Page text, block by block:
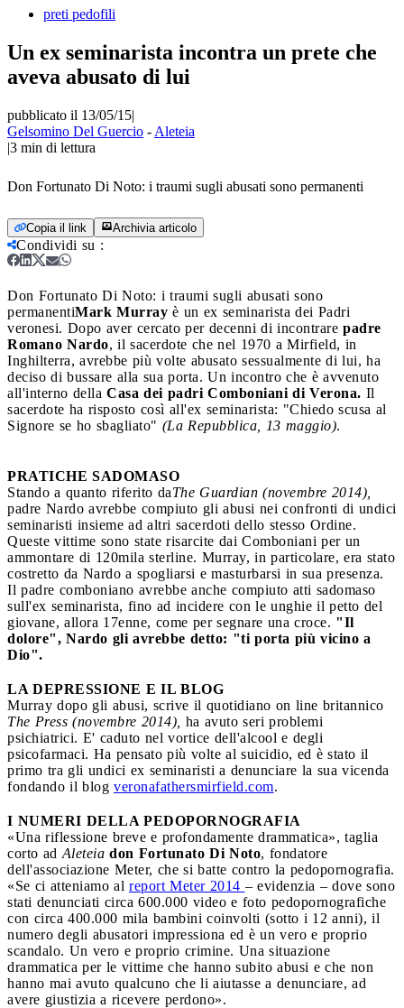
preti pedofili
Un ex seminarista incontra un prete che
aveva abusato di lui
pubblicato il 13/05/15|
Gelsomino Del Guercio - Aleteia
|3 min di lettura
Don Fortunato Di Noto: i traumi sugli abusati sono permanenti
Copia il link Archivia articolo
Condividi su :
Don Fortunato Di Noto: i traumi sugli abusati sono
permanentiMark Murray è un ex seminarista dei Padri
veronesi. Dopo aver cercato per decenni di incontrare padre
Romano Nardo, il sacerdote che nel 1970 a Mirfield, in
Inghilterra, avrebbe più volte abusato sessualmente di lui, ha
deciso di bussare alla sua porta. Un incontro che è avvenuto
all'interno della Casa dei padri Comboniani di Verona. Il
sacerdote ha risposto così all'ex seminarista: "Chiedo scusa al
Signore se ho sbagliato" (La Repubblica, 13 maggio).
PRATICHE SADOMASO
Stando a quanto riferito daThe Guardian (novembre 2014),
padre Nardo avrebbe compiuto gli abusi nei confronti di undici
seminaristi insieme ad altri sacerdoti dello stesso Ordine.
Queste vittime sono state risarcite dai Comboniani per un
ammontare di 120mila sterline. Murray, in particolare, era stato
costretto da Nardo a spogliarsi e masturbarsi in sua presenza.
Il padre comboniano avrebbe anche compiuto atti sadomaso
sull'ex seminarista, fino ad incidere con le unghie il petto del
giovane, allora 17enne, come per segnare una croce. "Il
dolore", Nardo gli avrebbe detto: "ti porta più vicino a
Dio".
LA DEPRESSIONE E IL BLOG
Murray dopo gli abusi, scrive il quotidiano on line britannico
The Press (novembre 2014), ha avuto seri problemi
psichiatrici. E' caduto nel vortice dell'alcool e degli
psicofarmaci. Ha pensato più volte al suicidio, ed è stato il
primo tra gli undici ex seminaristi a denunciare la sua vicenda
fondando il blog veronafathersmirfield.com.
I NUMERI DELLA PEDOPORNOGRAFIA
«Una riflessione breve e profondamente drammatica», taglia
corto ad Aleteia don Fortunato Di Noto, fondatore
dell'associazione Meter, che si batte contro la pedopornografia.
«Se ci atteniamo al report Meter 2014 – evidenzia – dove sono
stati denunciati circa 600.000 video e foto pedopornografiche
con circa 400.000 mila bambini coinvolti (sotto i 12 anni), il
numero degli abusatori impressiona ed è un vero e proprio
scandalo. Un vero e proprio crimine. Una situazione
drammatica per le vittime che hanno subito abusi e che non
hanno mai avuto qualcuno che li aiutasse a denunciare, ad
avere giustizia a ricevere perdono».